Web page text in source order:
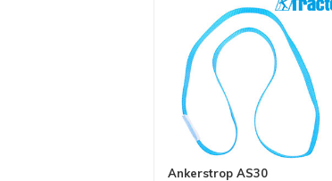
Ankerstrop AS30